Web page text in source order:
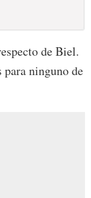
de Biel.
ninguno de